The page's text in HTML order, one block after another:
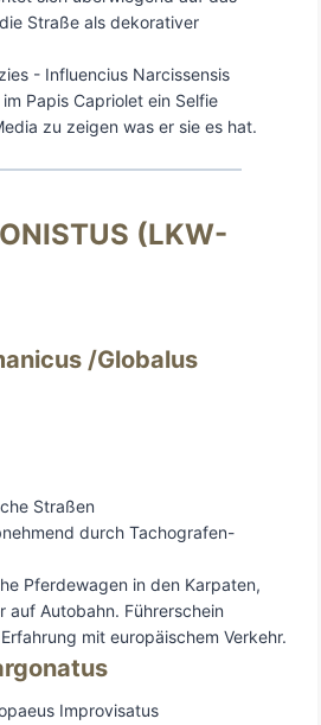
Straße als dekorativer
(LKW-
/Globalus
Straßen
durch Tachografen-
Pferdewagen in den Karpaten,
auf Autobahn. Führerschein
mit europäischem Verkehr.
Improvisatus